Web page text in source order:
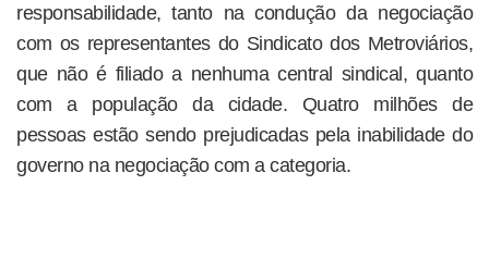
responsabilidade, tanto na condução da negociação
com os representantes do Sindicato dos Metroviários,
que não é filiado a nenhuma central sindical, quanto
com a população da cidade. Quatro milhões de
pessoas estão sendo prejudicadas pela inabilidade do
governo na negociação com a categoria.